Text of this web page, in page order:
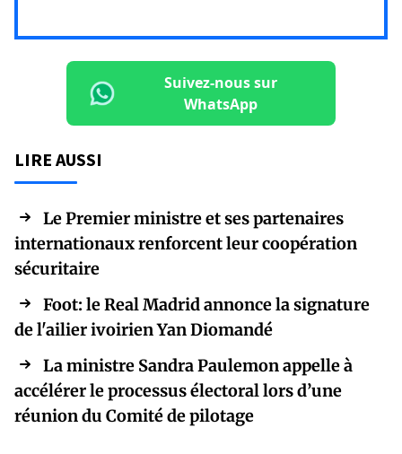
Suivez-nous sur
WhatsApp
LIRE AUSSI
Le Premier ministre et ses partenaires
internationaux renforcent leur coopération
sécuritaire
Foot: le Real Madrid annonce la signature
de l'ailier ivoirien Yan Diomandé
La ministre Sandra Paulemon appelle à
accélérer le processus électoral lors d’une
réunion du Comité de pilotage